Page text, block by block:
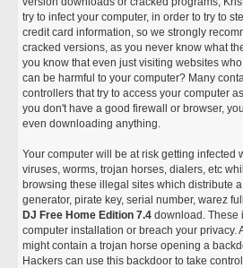
try to infect your computer, in order to try to
credit card information, so we strongly
cracked versions, as you never know what
you know that even just visiting websites
can be harmful to your computer? Many
controllers that try to access your computer
you don't have a good firewall or browser,
even downloading anything.
Your computer will be at risk getting infected
viruses, worms, trojan horses, dialers, etc
browsing these illegal sites which distribute
generator, pirate key, serial number, warez
DJ Free Home Edition 7.4 download. These
computer installation or breach your privacy.
might contain a trojan horse opening a
Hackers can use this backdoor to take